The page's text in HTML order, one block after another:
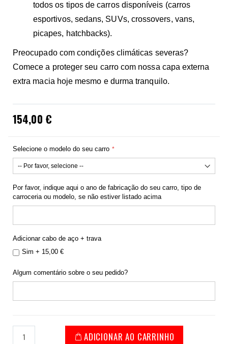
todos os tipos de carros disponíveis (carros
esportivos, sedans, SUVs, crossovers, vans,
picapes, hatchbacks).
Preocupado com condições climáticas severas?
Comece a proteger seu carro com nossa capa externa
extra macia hoje mesmo e durma tranquilo.
154,00 €
Selecione o modelo do seu carro
Por favor, indique aqui o ano de fabricação do seu carro, tipo de
carroceria ou modelo, se não estiver listado acima
Adicionar cabo de aço + trava
Sim + 15,00 €
Algum comentário sobre o seu pedido?
ADICIONAR AO CARRINHO